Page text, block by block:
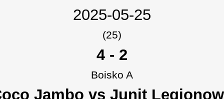
2025-05-25
(25)
4 - 2
Boisko A
Jambo vs Junit